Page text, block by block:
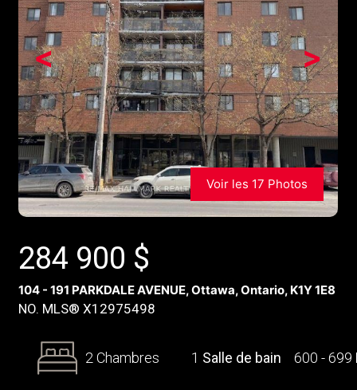
>
<
Voir les 17 Photos
284 900 $
104 - 191 PARKDALE AVENUE, Ottawa, Ontario, K1Y 1E8
NO. MLS® X12975498
2 Chambres 1 Salle de bain 600 - 699